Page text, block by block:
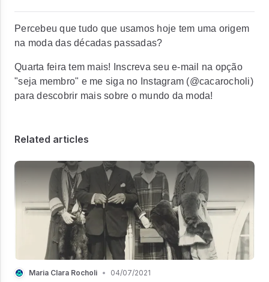
Percebeu que tudo que usamos hoje tem uma origem
na moda das décadas passadas?
Quarta feira tem mais! Inscreva seu e-mail na opção
"seja membro" e me siga no Instagram (@cacarocholi)
para descobrir mais sobre o mundo da moda!
Related articles
Maria Clara Rocholi • 04/07/2021